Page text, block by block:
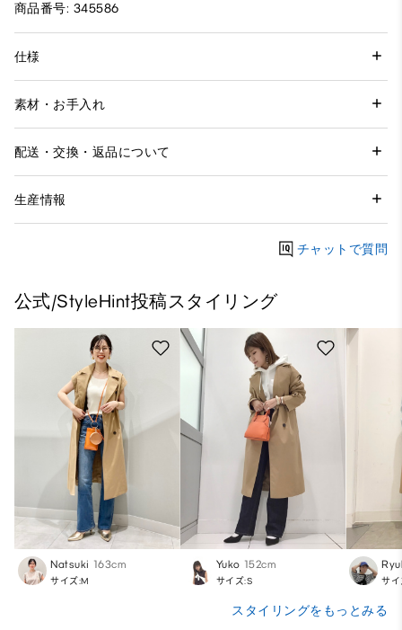
商品番号: 345586
仕様
素材・お手入れ
配送・交換・返品について
生産情報
チャットで質問
公式/StyleHint投稿スタイリング
Natsuki 163cm
サイズ:M
Yuko 152cm
サイズ:S サ
スタイリングをもっとみる